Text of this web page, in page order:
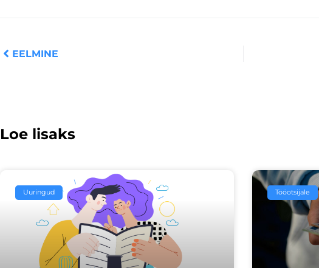
EELMINE
Loe lisaks
Uuringud Tööotsijale